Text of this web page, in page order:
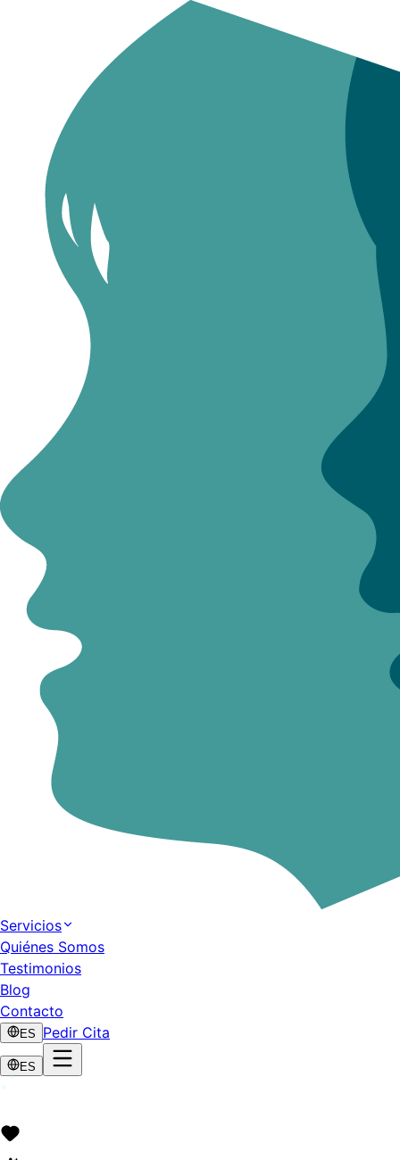
Servicios
Quiénes Somos
Testimonios
Blog
Contacto
ES Pedir Cita
ES